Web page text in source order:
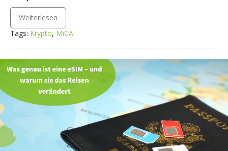
Weiterlesen
Tags: Krypto, MiCA